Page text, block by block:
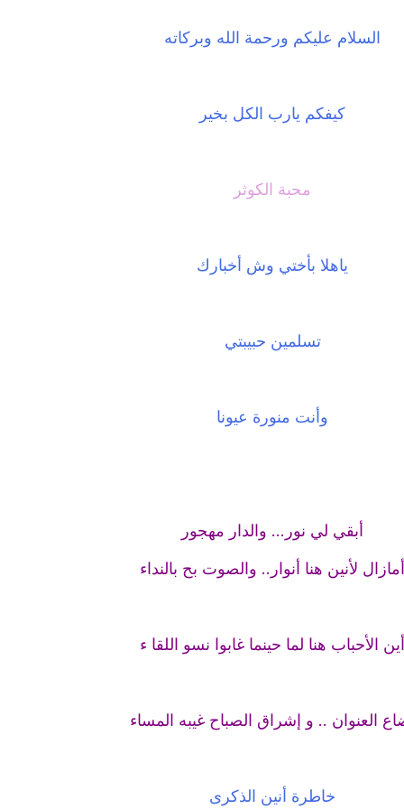
السلام عليكم ورحمة الله وبركاته
كيفكم يارب الكل بخير
محبة الكوثر
ياهلا بأختي وش أخبارك
تسلمين حبيبتي
وأنت منورة عيونا
أبقي لي نور... والدار مهجور
أمازال لأنين هنا أنوار.. والصوت بح بالنداء
أين الأحباب هنا لما حينما غابوا نسو اللقا ء
العنوان .. و إشراق الصباح غيبه المساء
خاطرة أنين الذكرى